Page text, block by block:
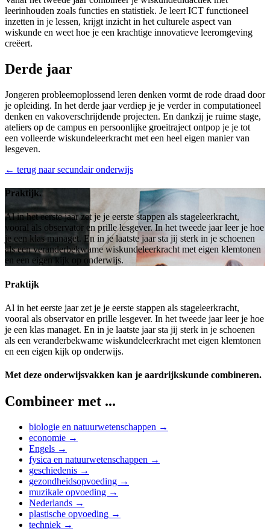
leerinhouden zoals functies en statistiek. Je leert ICT functioneel
inzetten in je lessen, krijgt inzicht in het culturele aspect van
wiskunde en weet hoe je een krachtige innovatieve leeromgeving
creëert.
Derde jaar
Jongeren probleemoplossend leren denken vormt de rode draad door
je opleiding. In het derde jaar verdiep je je verder in computationeel
denken en vakoverschrijdende projecten. En dankzij je ruime stage,
ateliers op de campus en persoonlijke groeitraject ontpop je je tot
een volleerde wiskundeleerkracht met een heel eigen manier van
lesgeven.
← terug naar secundair onderwijs
Praktijk.
Al in het eerste jaar zet je je eerste stappen als stageleerkracht,
vooral als observator en prille lesgever. In het tweede jaar leer je hoe
je een klas managet. En in je laatste jaar sta jij sterk in je schoenen
als een veranderbekwame wiskundeleerkracht met eigen klemtonen
en een eigen kijk op onderwijs.
Praktijk
Al in het eerste jaar zet je je eerste stappen als stageleerkracht,
vooral als observator en prille lesgever. In het tweede jaar leer je hoe
je een klas managet. En in je laatste jaar sta jij sterk in je schoenen
als een veranderbekwame wiskundeleerkracht met eigen klemtonen
en een eigen kijk op onderwijs.
Met deze onderwijsvakken kan je aardrijkskunde combineren.
Combineer met ...
biologie en natuurwetenschappen →
economie →
Engels →
fysica en natuurwetenschappen →
geschiedenis →
gezondheidsopvoeding →
muzikale opvoeding →
Nederlands →
plastische opvoeding →
techniek →